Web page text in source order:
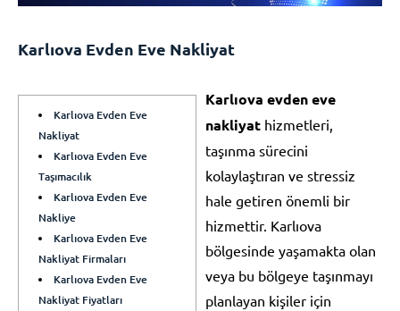
Karlıova Evden Eve Nakliyat
Karlıova Evden Eve
Nakliyat
Karlıova Evden Eve
Taşımacılık
Karlıova Evden Eve
Nakliye
Karlıova Evden Eve
Nakliyat Firmaları
Karlıova Evden Eve
Nakliyat Fiyatları
Karlıova evden eve
nakliyat hizmetleri,
taşınma sürecini
kolaylaştıran ve stressiz
hale getiren önemli bir
hizmettir. Karlıova
bölgesinde yaşamakta olan
veya bu bölgeye taşınmayı
planlayan kişiler için